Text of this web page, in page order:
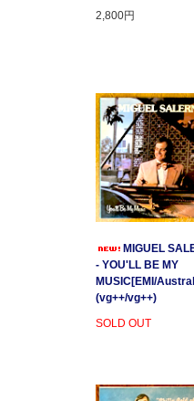
2,800円
MIGUEL
- YOU'LL BE MY
MUSIC[EMI/
(vg++/vg++)
SOLD OUT